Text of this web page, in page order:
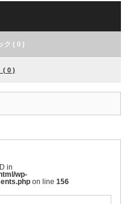
ク ( 0 )
( 0 )
in
wp-
on line 156